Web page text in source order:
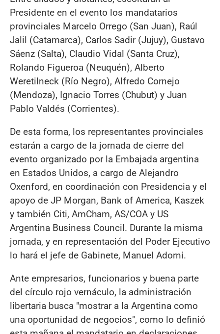
Presidente en el evento los mandatarios
provinciales Marcelo Orrego (San Juan), Raúl
Jalil (Catamarca), Carlos Sadir (Jujuy), Gustavo
Sáenz (Salta), Claudio Vidal (Santa Cruz),
Rolando Figueroa (Neuquén), Alberto
Weretilneck (Río Negro), Alfredo Cornejo
(Mendoza), Ignacio Torres (Chubut) y Juan
Pablo Valdés (Corrientes).
De esta forma, los representantes provinciales
estarán a cargo de la jornada de cierre del
evento organizado por la Embajada argentina
en Estados Unidos, a cargo de Alejandro
Oxenford, en coordinación con Presidencia y el
apoyo de JP Morgan, Bank of America, Kaszek
y también Citi, AmCham, AS/COA y US
Argentina Business Council. Durante la misma
jornada, y en representación del Poder Ejecutivo
lo hará el jefe de Gabinete, Manuel Adorni.
Ante empresarios, funcionarios y buena parte
del círculo rojo vernáculo, la administración
libertaria busca "mostrar a la Argentina como
una oportunidad de negocios", como lo definió